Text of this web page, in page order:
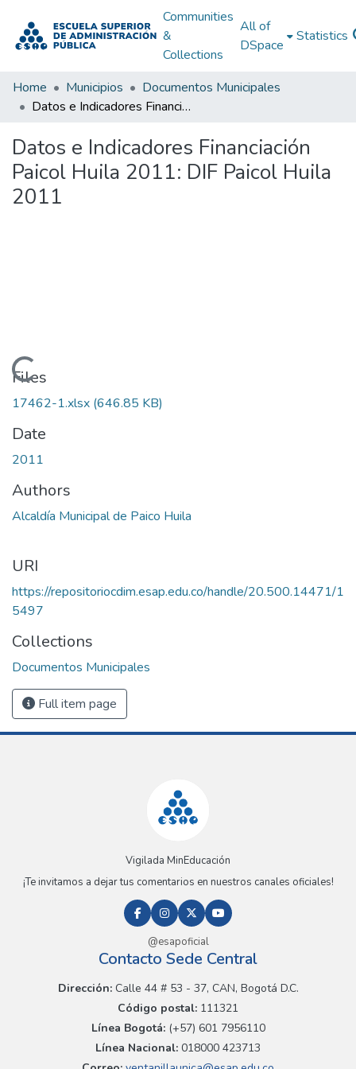
Communities
&
Collections
All of
DSpace
Statistics
Home Municipios
Documentos Municipales
Datos e Indicadores Financiación Paicol Huila 2011: DIF Paicol Huila 2011
Datos e Indicadores Financiación
Paicol Huila 2011: DIF Paicol Huila
2011
Loading...
Files
17462-1.xlsx (646.85 KB)
Date
2011
Authors
Alcaldía Municipal de Paico Huila
URI
https://repositoriocdim.esap.edu.co/handle/20.500.14471/1
5497
Collections
Documentos Municipales
Full item page
Vigilada MinEducación
¡Te invitamos a dejar tus comentarios en nuestros canales oficiales!
@esapoficial
Contacto Sede Central
Dirección:Calle 44 # 53 - 37, CAN, Bogotá D.C.
Código postal: 111321
Línea Bogotá:(+57) 601 7956110
Línea Nacional: 018000 423713